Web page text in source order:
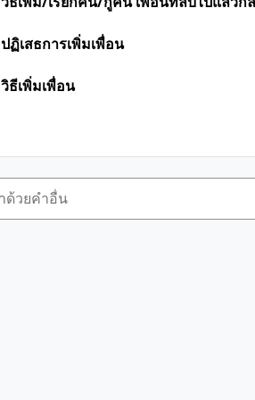
ปฏิเสธการเพิ่มเพื่อน
วิธีเพิ่มเพื่อน